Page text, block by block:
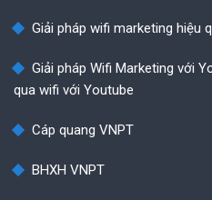
Giải pháp wifi marketing hiệu
Giải pháp Wifi Marketing với
qua wifi với Youtube
Cáp quang VNPT
BHXH VNPT